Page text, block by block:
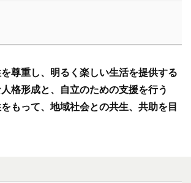
尊重し、明るく楽しい生活を提供する
格形成と、自立のための支援を行う
もって、地域社会との共生、共助を目